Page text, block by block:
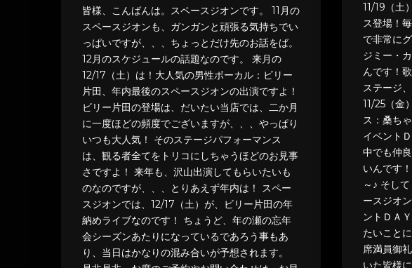
皆様、こんばんは。スペースジオンです。 11月の
スペースジオンも、ガンガンと頑張る気持ちでい
っぱいですが、、、ちょっとだけ先のお話をば。
12月のスケジュールの話題なのです。 来月の
12/17（土）は！大人気の男性ボーカル：ビリー
片田、年内最後のスペースジオンの出演ですよ！
ビリー片田の登場は、だいたい当店では、二か月
に一度ほどの頻度でございますが、、、やっぱり
いつも大人気！ そのステージパフォーマンス
は、観る者全てをトリコにしちゃうほどのお見事
さですよ！ 来年も、沢山出演してもらいたいも
のなのですが、、、とりあえず年内は！ スペー
スジオンでは、12/17（土）が、ビリー片田の年
納めライブなのです！ ちょうど、年の瀬の忘年
会シーズンあたりになっているであろう事もあ
り、当日はかなりの混み合いが予想されます。
11/19（土
ス登場！
で非常に
ジミー・
んです！
ステージ
11/25（金
ス：桑ち
イベント
中でも仲
いんです
～♪ そし
ースジオ
ントＤＡ
たいこと
席満員御